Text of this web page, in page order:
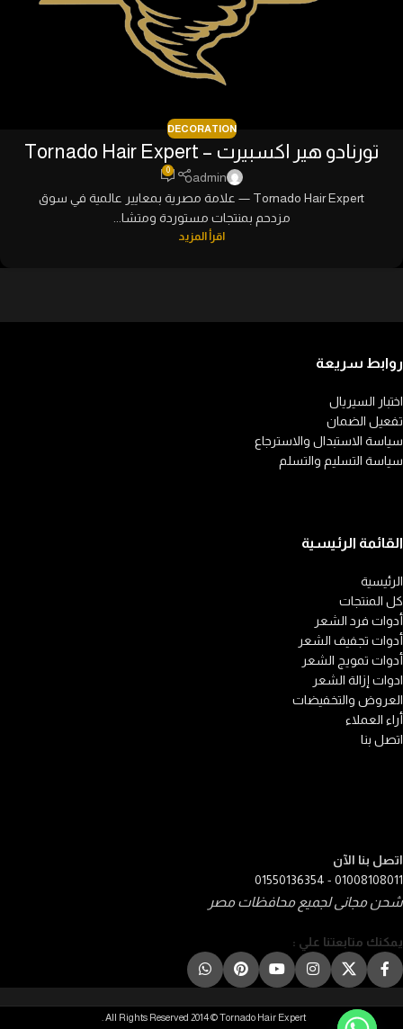
DECORATION
تورنادو هير اكسبيرت – Tornado Hair Expert
admin
0
Tornado Hair Expert — علامة مصرية بمعايير عالمية في سوق
مزدحم بمنتجات مستوردة ومتشا...
اقرأ المزيد
روابط سريعة
اختبار السيريال
تفعيل الضمان
سياسة الاستبدال والاسترجاع
سياسة التسليم والتسلم
القائمة الرئيسية
الرئيسية
كل المنتجات
أدوات فرد الشعر
أدوات تجفيف الشعر
أدوات تمويج الشعر
ادوات إزالة الشعر
العروض والتخفيضات
أراء العملاء
اتصل بنا
اتصل بنا الآن
01008108011
-
01550136354
شحن مجانى لجميع محافظات مصر
يمكنك متابعتنا علي :
All Rights Reserved 2014 © Tornado Hair Expert .